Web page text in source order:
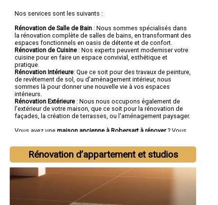
Nos services sont les suivants :
Rénovation de Salle de Bain : Nous sommes spécialisés dans
la rénovation complète de salles de bains, en transformant des
espaces fonctionnels en oasis de détente et de confort.
Rénovation de Cuisine : Nos experts peuvent moderniser votre
cuisine pour en faire un espace convivial, esthétique et
pratique.
Rénovation Intérieure: Que ce soit pour des travaux de peinture,
de revêtement de sol, ou d'aménagement intérieur, nous
sommes là pour donner une nouvelle vie à vos espaces
intérieurs.
Rénovation Extérieure : Nous nous occupons également de
l'extérieur de votre maison, que ce soit pour la rénovation de
façades, la création de terrasses, ou l'aménagement paysager.
Vous avez une maison ancienne à Robersart à rénover? Vous
d'état ?
Faites confiance à la société SOCOREBAT.
Rénovation d’appartement et studios